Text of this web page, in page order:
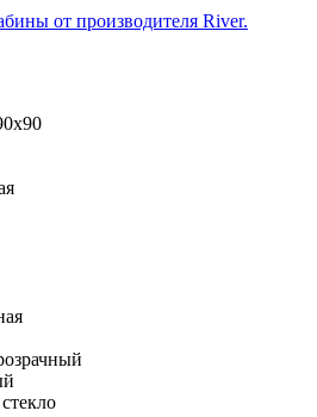
от производителя River.